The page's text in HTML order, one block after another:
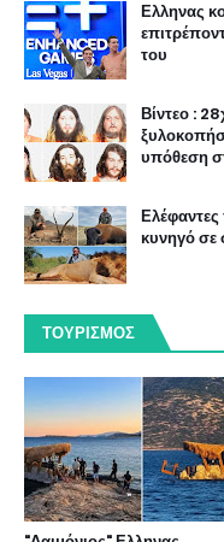
Ελληνας
του
Βίντεο :
υπόθεση
κυνηγό σε
ΤΟΥΡΙΣΜΟΣ